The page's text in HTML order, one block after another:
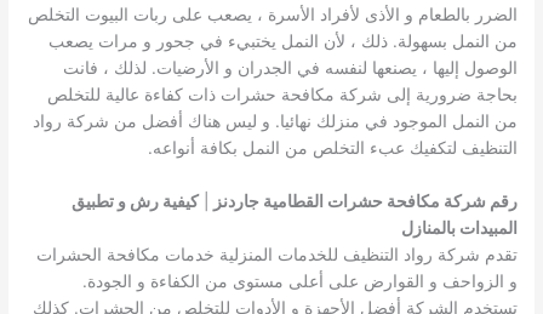
الضرر بالطعام و الأذى لأفراد الأسرة ، يصعب على ربات البيوت التخلص
من النمل بسهولة. ذلك ، لأن النمل يختبيء في جحور و مرات يصعب
الوصول إليها ، يصنعها لنفسه في الجدران و الأرضيات. لذلك ، فانت
بحاجة ضرورية إلى شركة مكافحة حشرات ذات كفاءة عالية للتخلص
من النمل الموجود في منزلك نهائيا. و ليس هناك أفضل من شركة رواد
التنظيف لتكفيك عبء التخلص من النمل بكافة أنواعه.
رقم شركة مكافحة حشرات القطامية جاردنز |كيفية رش و تطبيق
المبيدات بالمنازل
تقدم شركة رواد التنظيف للخدمات المنزلية خدمات مكافحة الحشرات
و الزواحف و القوارض على أعلى مستوى من الكفاءة و الجودة.
تستخدم الشركة أفضل الأجهزة و الأدوات للتخلص من الحشرات. كذلك